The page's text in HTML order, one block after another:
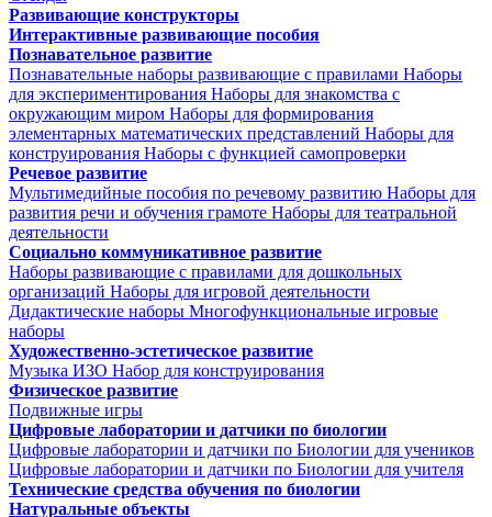
Развивающие конструкторы
Интерактивные развивающие пособия
Познавательное развитие
Познавательные наборы развивающие с правилами Наборы
для экспериментирования Наборы для знакомства с
окружающим миром Наборы для формирования
элементарных математических представлений Наборы для
конструирования Наборы с функцией самопроверки
Речевое развитие
Мультимедийные пособия по речевому развитию Наборы для
развития речи и обучения грамоте Наборы для театральной
деятельности
Социально коммуникативное развитие
Наборы развивающие с правилами для дошкольных
организаций Наборы для игровой деятельности
Дидактические наборы Многофункциональные игровые
наборы
Художественно-эстетическое развитие
Музыка ИЗО Набор для конструирования
Физическое развитие
Подвижные игры
Цифровые лаборатории и датчики по биологии
Цифровые лаборатории и датчики по Биологии для учеников
Цифровые лаборатории и датчики по Биологии для учителя
Технические средства обучения по биологии
Натуральные объекты